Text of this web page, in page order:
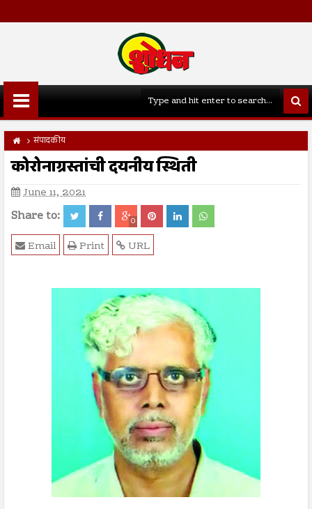
संपादकीय
कोरोनाग्रस्तांची दयनीय स्थिती
June 11, 2021
Share to: 0
URL
Print
Email